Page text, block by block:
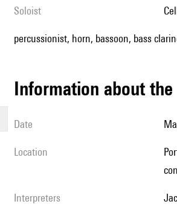
Soloist
percussionist, horn, bassoon, bass
information about
date
location
Portugal, Lisbonne, Grand Auditorium Gulbenkian, dans le cadre de Rencontres de musique
interpreters